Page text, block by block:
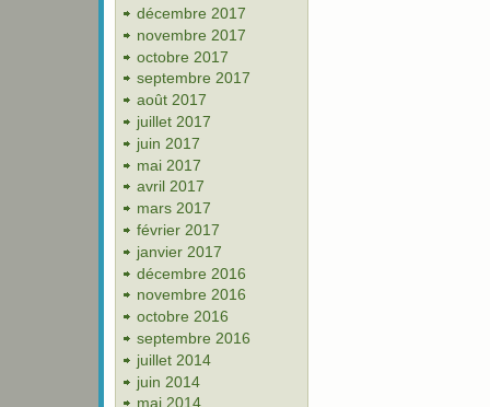
décembre 2017
novembre 2017
octobre 2017
septembre 2017
août 2017
juillet 2017
juin 2017
mai 2017
avril 2017
mars 2017
février 2017
janvier 2017
décembre 2016
novembre 2016
octobre 2016
septembre 2016
juillet 2014
juin 2014
mai 2014